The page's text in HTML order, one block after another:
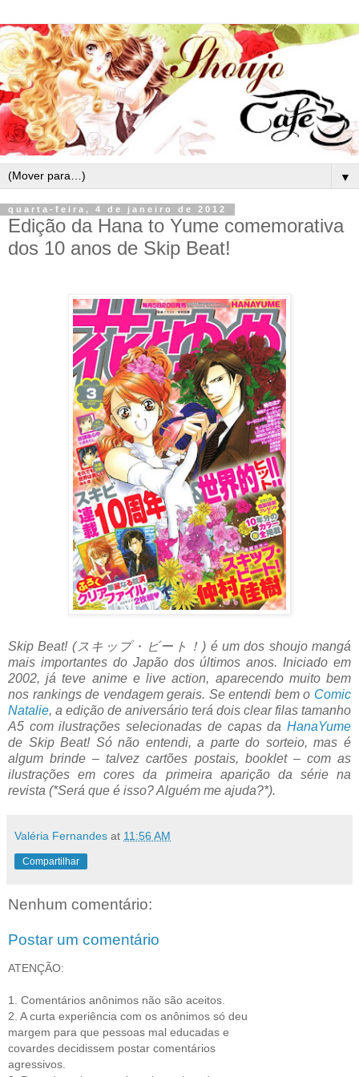
▼
quarta-feira, 4 de janeiro de 2012
Edição da Hana to Yume comemorativa
dos 10 anos de Skip Beat!
Skip Beat! (スキップ・ビート！) é um dos shoujo mangá
mais importantes do Japão dos últimos anos. Iniciado em
2002, já teve anime e live action, aparecendo muito bem
nos rankings de vendagem gerais. Se entendi bem o Comic
Natalie, a edição de aniversário terá dois clear filas tamanho
A5 com ilustrações selecionadas de capas da HanaYume
de Skip Beat! Só não entendi, a parte do sorteio, mas é
algum brinde – talvez cartões postais, booklet – com as
ilustrações em cores da primeira aparição da série na
revista (*Será que é isso? Alguém me ajuda?*).
Valéria Fernandes at 11:56 AM
Compartilhar
Nenhum comentário:
Postar um comentário
ATENÇÃO:
1. Comentários anônimos não são aceitos.
2. A curta experiência com os anônimos só deu
margem para que pessoas mal educadas e
covardes decidissem postar comentários
agressivos.